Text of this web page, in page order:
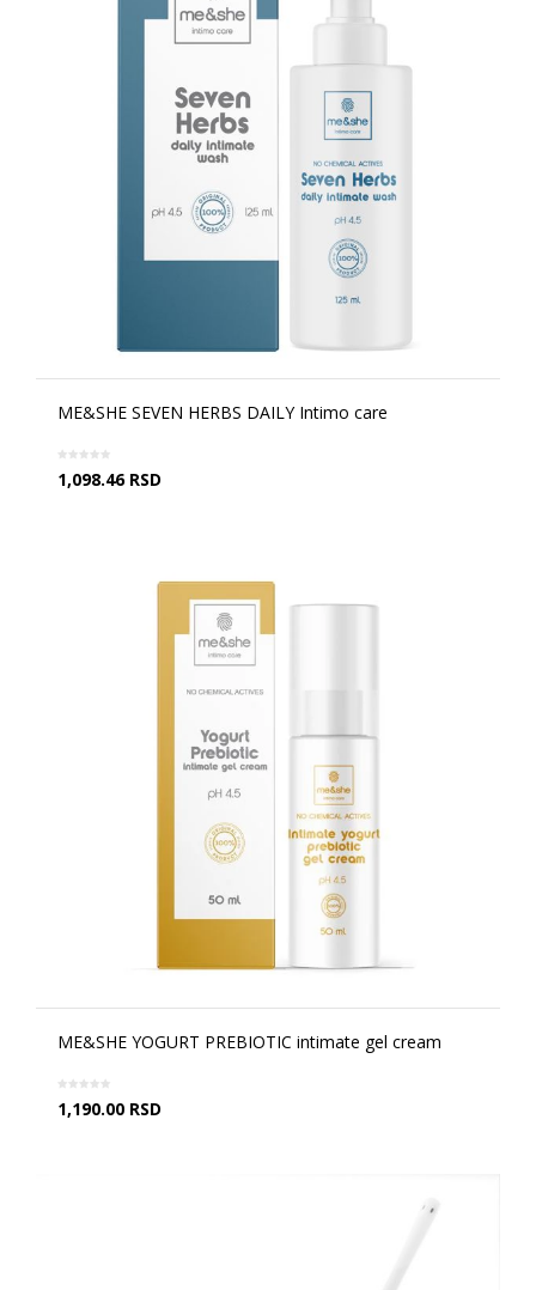
ME&SHE SEVEN HERBS DAILY Intimo care
1,098.46 RSD
ME&SHE YOGURT PREBIOTIC intimate gel cream
1,190.00 RSD